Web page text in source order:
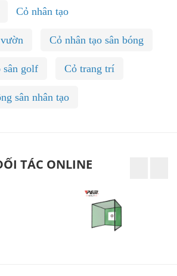
Cỏ nhân tạo
Cỏ nhân tạo sân bóng
sân golf Cỏ trang trí
sân nhân tạo
TÁC ONLINE